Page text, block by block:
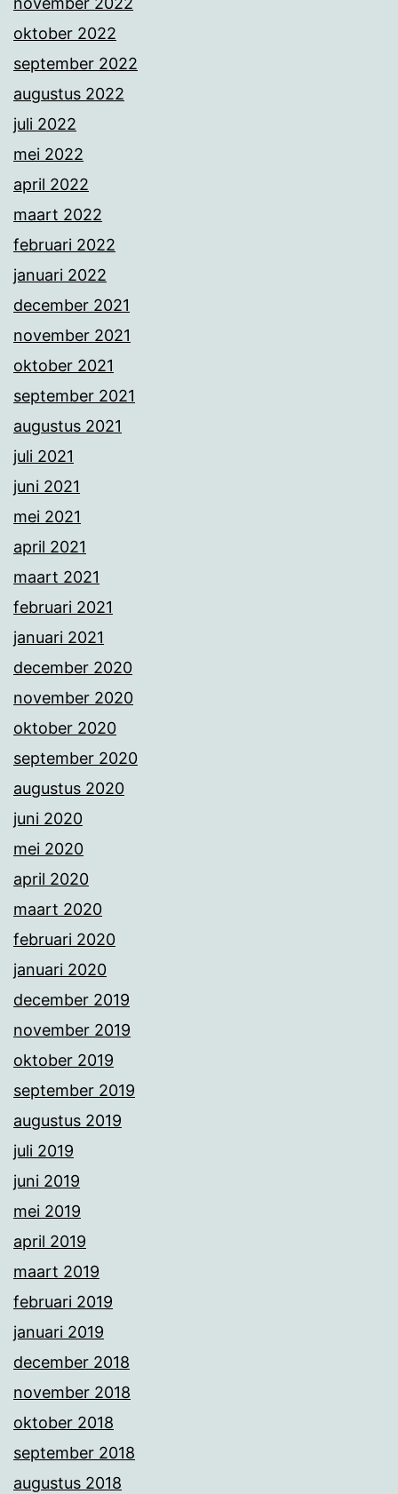
oktober 2022
september 2022
augustus 2022
juli 2022
mei 2022
april 2022
maart 2022
februari 2022
januari 2022
december 2021
november 2021
oktober 2021
september 2021
augustus 2021
juli 2021
juni 2021
mei 2021
april 2021
maart 2021
februari 2021
januari 2021
december 2020
november 2020
oktober 2020
september 2020
augustus 2020
juni 2020
mei 2020
april 2020
maart 2020
februari 2020
januari 2020
december 2019
november 2019
oktober 2019
september 2019
augustus 2019
juli 2019
juni 2019
mei 2019
april 2019
maart 2019
februari 2019
januari 2019
december 2018
november 2018
oktober 2018
september 2018
augustus 2018